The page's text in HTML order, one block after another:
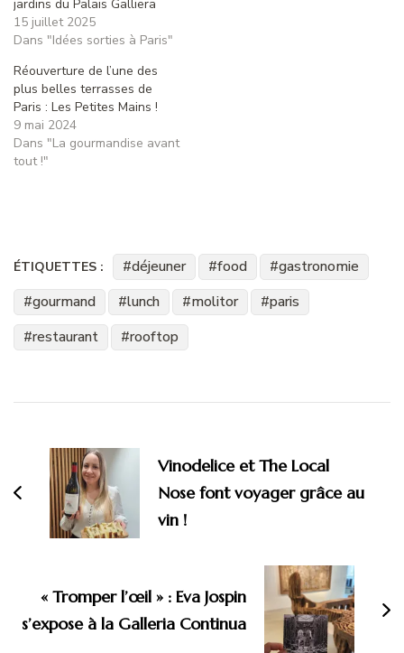
jardins du Palais Galliera
15 juillet 2025
Dans "Idées sorties à Paris"
Réouverture de l’une des
plus belles terrasses de
Paris : Les Petites Mains !
9 mai 2024
Dans "La gourmandise avant
tout !"
ÉTIQUETTES : déjeuner food
gastronomie
gourmand
lunch molitor
paris
restaurant
rooftop
d'article
Vinodelice et The Local
Nose font voyager grâce au
vin !
« Tromper l’œil » : Eva Jospin
s’expose à la Galleria Continua